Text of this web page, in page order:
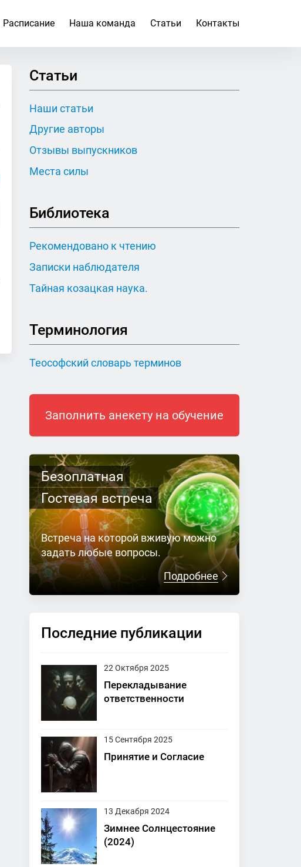
Расписание Наша команда Статьи Контакты
Статьи
Наши статьи
Другие авторы
Отзывы выпускников
Места силы
Библиотека
Рекомендовано к чтению
Записки наблюдателя
Тайная козацкая наука.
Терминология
Теософский словарь терминов
Заполнить анекету на обучение
Безоплатная
Гостевая встреча
Встреча на которой вживую можно
задать любые вопросы.
Подробнее
Последние публикации
22 Октября 2025
Перекладывание
ответственности
15 Сентября 2025
Принятие и Согласие
13 Декабря 2024
Зимнее Солнцестояние
(2024)